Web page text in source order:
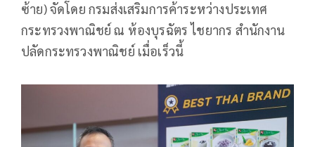
ซ้าย) จัดโดย กรมส่งเสริมการค้าระหว่างประเทศ
กระทรวงพาณิชย์ ณ ห้องบุรฉัตร ไชยากร สำนักงาน
ปลัดกระทรวงพาณิชย์ เมื่อเร็วนี้